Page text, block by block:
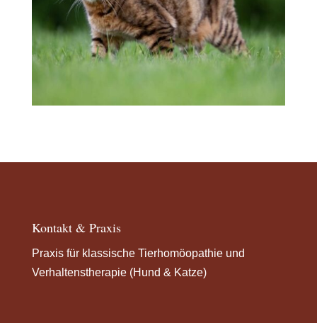
Kontakt & Praxis
Praxis für klassische Tierhomöopathie und
Verhaltenstherapie (Hund & Katze)